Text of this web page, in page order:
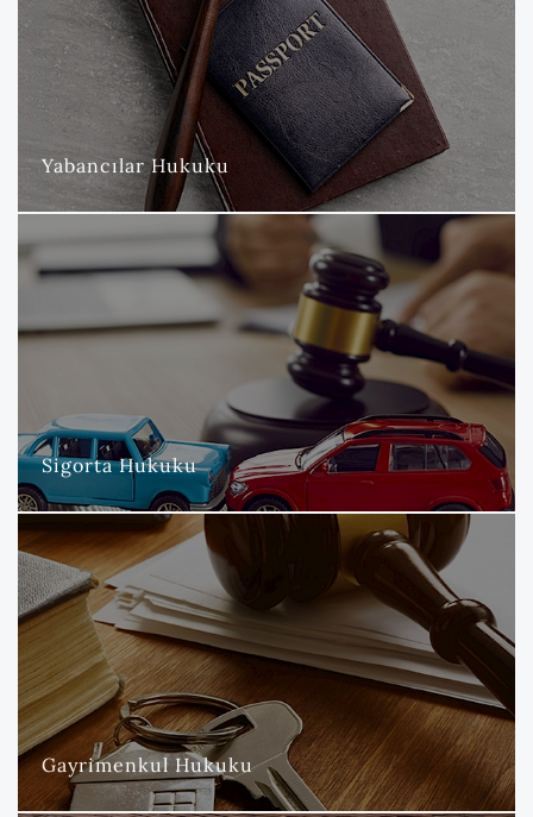
Yabancılar Hukuku
Küreselleşen, gelişen ve değişen dünya düzeninde, Yabancılar
ve Vatandaşlık Hukuku alanında sunduğumuz hizmetler büyük
bir önem taşımaktadır.
DAHA FAZLA
Sigorta Hukuku
Sigorta Hukuku
Nova Hukuk ve Danışmanlık Bürosu olarak, sigorta hukuku
alanında uzmanlaşmış avukatlarımızla sigorta şirketlerine
kapsamlı ve etkin hizmetler sunmaktadır.
DAHA FAZLA
Gayrimenkul Hukuku
Gayrimenkul Hukuku
Nova Hukuk ve Danışmanlık Bürosu olarak, gayrimenkul hukuku
alanında geniş bir yelpazede uzmanlaşmış hizmetler
sunmaktayız.
DAHA FAZLA